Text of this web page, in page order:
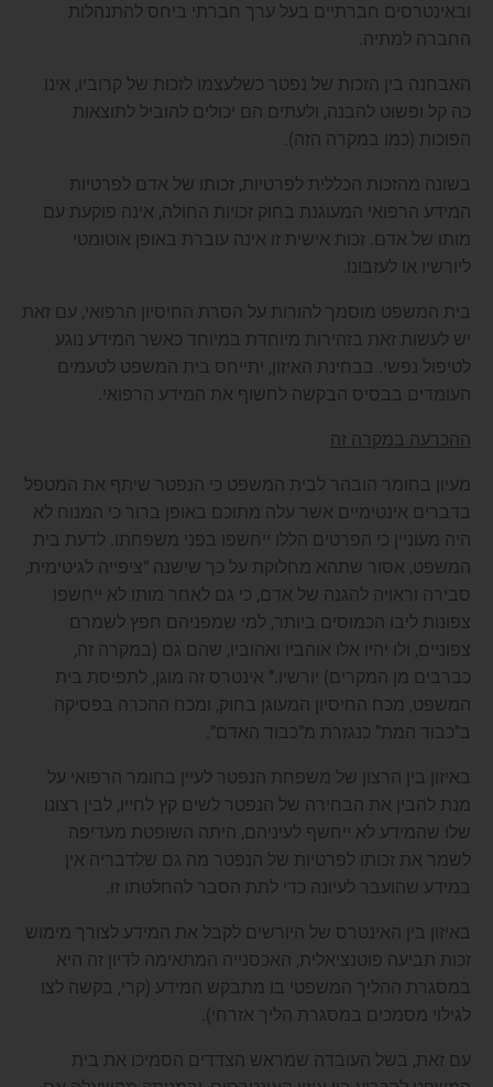
ובאינטרסים חברתיים בעל ערך חברתי ביחס להתנהלות
החברה למתיה.
האבחנה בין הזכות של נפטר כשלעצמו לזכות של קרוביו, אינו
כה קל ופשוט להבנה, ולעתים הם יכולים להוביל לתוצאות
הפוכות (כמו במקרה הזה).
בשונה מהזכות הכללית לפרטיות, זכותו של אדם לפרטיות
המידע הרפואי המעוגנת בחוק זכויות החולה, אינה פוקעת עם
מותו של אדם. זכות אישית זו אינה עוברת באופן אוטומטי
ליורשיו או לעזבונו.
בית המשפט מוסמך להורות על הסרת החיסיון הרפואי, עם זאת
יש לעשות זאת בזהירות מיוחדת במיוחד כאשר המידע נוגע
לטיפול נפשי. בבחינת האיזון, יתייחס בית המשפט לטעמים
העומדים בבסיס הבקשה לחשוף את המידע הרפואי.
ההכרעה במקרה זה
מעיון בחומר הובהר לבית המשפט כי הנפטר שיתף את המטפל
בדברים אינטימיים אשר עלה מתוכם באופן ברור כי המנוח לא
היה מעוניין כי הפרטים הללו ייחשפו בפני משפחתו. לדעת בית
המשפט, אסור שתהא מחלוקת על כך שישנה “ציפייה לגיטימית,
סבירה וראויה להגנה של אדם, כי גם לאחר מותו לא ייחשפו
צפונות ליבו הכמוסים ביותר, למי שמפניהם חפץ לשמרם
צפוניים, ולו יהיו אלו אוהביו ואהוביו, שהם גם (במקרה זה,
כברבים מן המקרים) יורשיו.” אינטרס זה מוגן, לתפיסת בית
המשפט, מכח החיסיון המעוגן בחוק, ומכח ההכרה בפסיקה
ב”כבוד המת” כנגזרת מ”כבוד האדם”.
באיזון בין הרצון של משפחת הנפטר לעיין בחומר הרפואי על
מנת להבין את הבחירה של הנפטר לשים קץ לחייו, לבין רצונו
שלו שהמידע לא ייחשף לעיניהם, היתה השופטת מעדיפה
לשמר את זכותו לפרטיות של הנפטר מה גם שלדבריה אין
במידע שהועבר לעיונה כדי לתת הסבר להחלטתו זו.
באיזון בין האינטרס של היורשים לקבל את המידע לצורך מימוש
זכות תביעה פוטנציאלית, האכסנייה המתאימה לדיון זה היא
במסגרת ההליך המשפטי בו מתבקש המידע (קרי, בקשה לצו
לגילוי מסמכים במסגרת הליך אזרחי).
עם זאת, בשל העובדה שמראש הצדדים הסמיכו את בית